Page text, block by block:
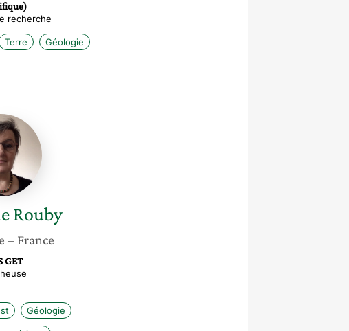
recherche
Terre Géologie
Delphine
Rouby
Rouby
– France
GET
Géologie